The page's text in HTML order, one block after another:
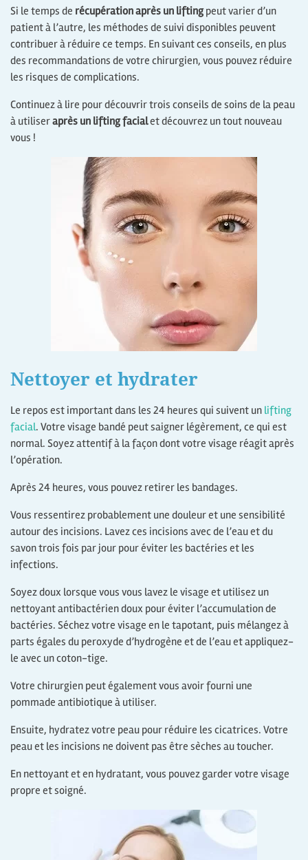
Si le temps de récupération après un liftingpeut varier d’un
patient à l’autre, les méthodes de suivi disponibles peuvent
contribuer à réduire ce temps. En suivant ces conseils, en plus
des recommandations de votre chirurgien, vous pouvez réduire
les risques de complications.
Continuez à lire pour découvrir trois conseils de soins de la peau
à utiliseraprès un lifting facialet découvrez un tout nouveau
vous !
Nettoyer et hydrater
Le repos est important dans les 24 heures qui suivent un lifting
facial. Votre visage bandé peut saigner légèrement, ce qui est
normal. Soyez attentif à la façon dont votre visage réagit après
l’opération.
Après 24 heures, vous pouvez retirer les bandages.
Vous ressentirez probablement une douleur et une sensibilité
autour des incisions. Lavez ces incisions avec de l’eau et du
savon trois fois par jour pour éviter les bactéries et les
infections.
Soyez doux lorsque vous vous lavez le visage et utilisez un
nettoyant antibactérien doux pour éviter l’accumulation de
bactéries. Séchez votre visage en le tapotant, puis mélangez à
parts égales du peroxyde d’hydrogène et de l’eau et appliquez-
le avec un coton-tige.
Votre chirurgien peut également vous avoir fourni une
pommade antibiotique à utiliser.
Ensuite, hydratez votre peau pour réduire les cicatrices. Votre
peau et les incisions ne doivent pas être sèches au toucher.
En nettoyant et en hydratant, vous pouvez garder votre visage
propre et soigné.